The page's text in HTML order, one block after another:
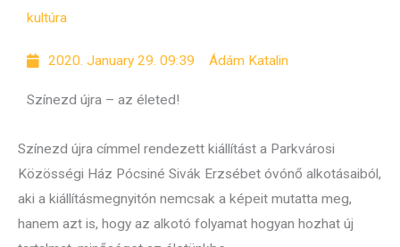
kultúra
2020. January 29. 09:39 Ádám Katalin
Színezd újra – az életed!
Színezd újra címmel rendezett kiállítást a Parkvárosi
Közösségi Ház Pócsiné Sivák Erzsébet óvónő alkotásaiból,
aki a kiállításmegnyitón nemcsak a képeit mutatta meg,
hanem azt is, hogy az alkotó folyamat hogyan hozhat új